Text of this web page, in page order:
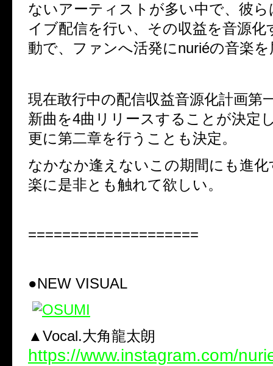
ないアーティストが多い中で、彼
イブ配信を行い、その収益を音源化
動で、ファンへ活発にnuriéの音楽
現在敢行中の配信収益音源化計画第
新曲を4曲リリースすることが決定
更に第二章を行うことも決定。
なかなか逢えないこの期間にも進化
楽に是非とも触れて欲しい。
====================
●NEW VISUAL
▲Vocal.大角龍太朗
https://www.instagram.com/